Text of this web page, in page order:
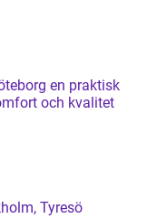
praktisk
och kvalitet
Tyresö